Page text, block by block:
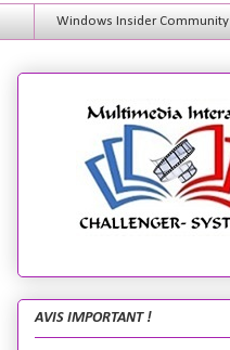
Windows Insider Community
AVIS IMPORTANT !